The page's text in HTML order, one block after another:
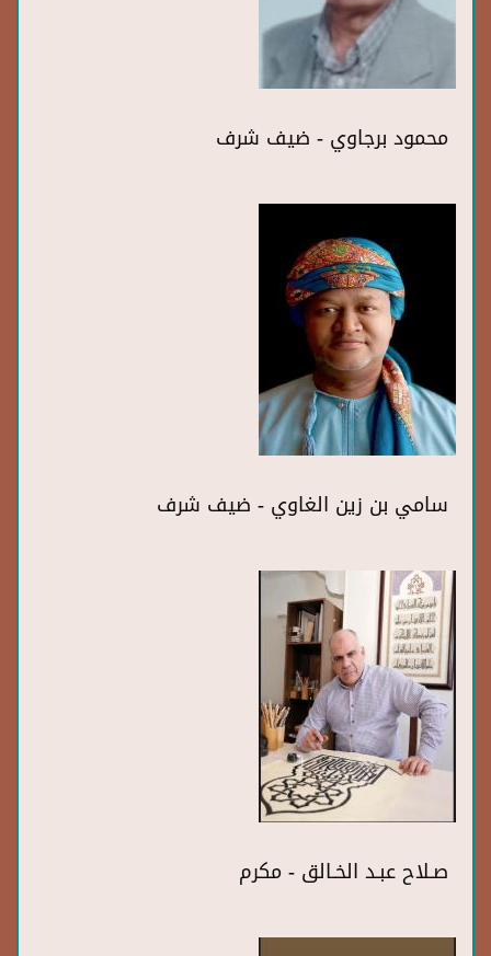
محمود برجاوي - ضيف شرف
سامي بن زين الغاوي - ضيف شرف
صـلاح عبـد الخـالق - مكرم